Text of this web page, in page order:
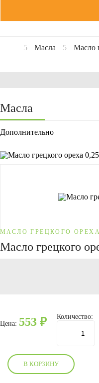
Масла Масло
Масла
Дополнительно
МАСЛО ГРЕЦКОГО ОРЕХА
Масло грецкого
Цена: 553 ₽ Количество:
В КОРЗИНУ